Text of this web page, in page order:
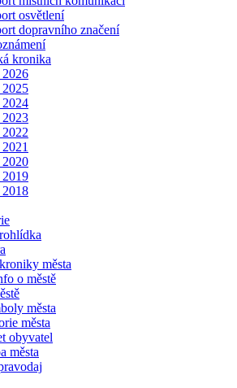
osvětlení
dopravního značení
kronika
města
o městě
města
města
obyvatel
města